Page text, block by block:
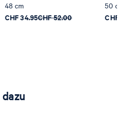
48 cm
CHF 34.95CHF 52.00
50
CHF